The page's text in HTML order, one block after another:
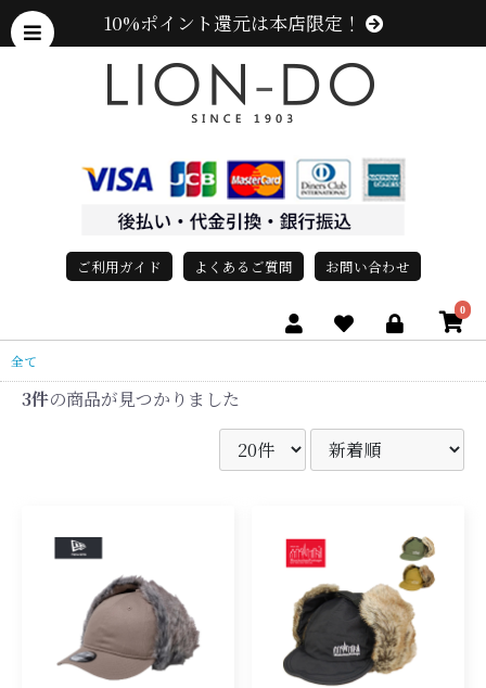
10%ポイント還元は本店限定！
ご利用ガイド よくあるご質問 お問い合わせ
0
全て
3件の商品が見つかりました